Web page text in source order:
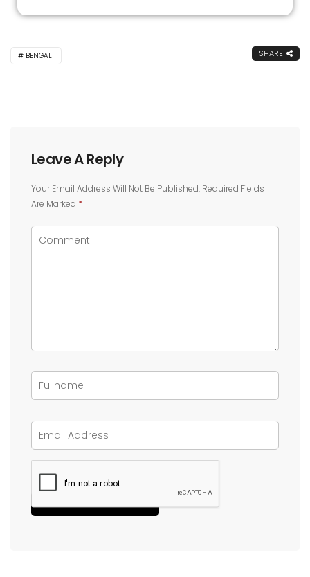
BENGALI SHARE
Leave A Reply
Your Email Address Will Not Be Published. Required Fields
Are Marked *